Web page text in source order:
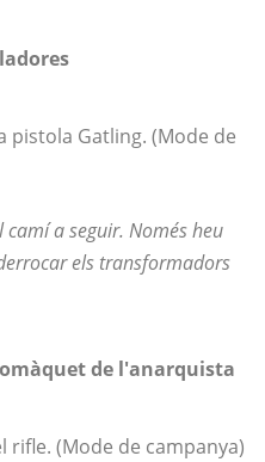
pistola Gatling. (Mode de
a seguir. Només heu
els transformadors
de l'anarquista
rifle. (Mode de campanya)